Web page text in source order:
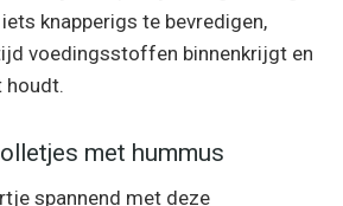
knapperigs te bevredigen,
voedingsstoffen binnenkrijgt en
houdt.
met hummus
spannend met deze